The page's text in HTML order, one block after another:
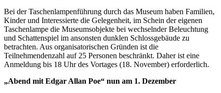
Bei der Taschenlampenführung durch das Museum haben Familien,
Kinder und Interessierte die Gelegenheit, im Schein der eigenen
Taschenlampe die Museumsobjekte bei wechselnder Beleuchtung
und Schattenspiel im ansonsten dunklen Schlossgebäude zu
betrachten. Aus organisatorischen Gründen ist die
Teilnehmendenzahl auf 25 Personen beschränkt. Daher ist eine
Anmeldung bis 18 Uhr des Vortages (18. November) erforderlich.
„Abend mit Edgar Allan Poe“ nun am 1. Dezember